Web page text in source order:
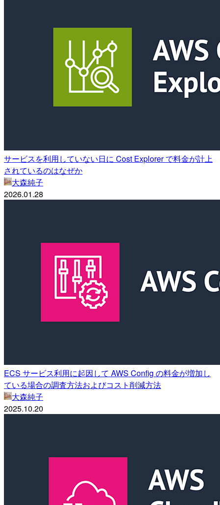
サービスを利用していない日に Cost Explorer で料金が計上
されているのはなぜか
大森純子
2026.01.28
ECS サービス利用に起因して AWS Config の料金が増加し
ている場合の調査方法およびコスト削減方法
大森純子
2025.10.20